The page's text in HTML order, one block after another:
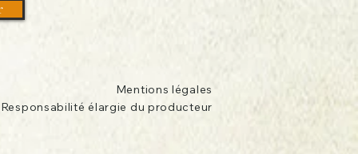
Mentions légales
Responsabilité élargie du producteur